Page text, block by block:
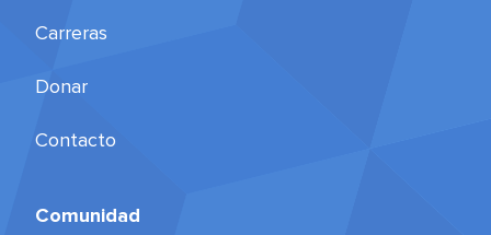
Carreras
Donar
Contacto
Comunidad